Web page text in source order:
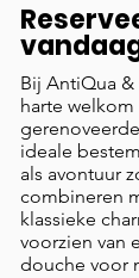
Bij AntiQua
harte
ideale
als avontuur
combineren
klassieke
voorzien van
douche voor